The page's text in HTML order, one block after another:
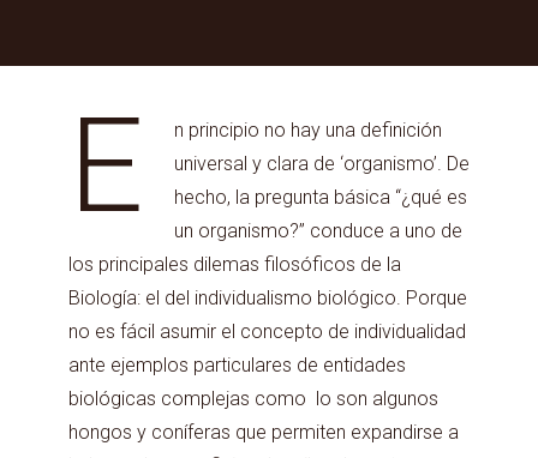
E
n principio no hay una definición
universal y clara de ‘organismo’. De
hecho, la pregunta básica “¿qué es
un organismo?” conduce a uno de
los principales dilemas filosóficos de la
Biología: el del individualismo biológico. Porque
no es fácil asumir el concepto de individualidad
ante ejemplos particulares de entidades
biológicas complejas como lo son algunos
hongos y coníferas que permiten expandirse a